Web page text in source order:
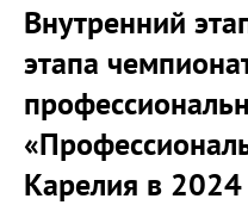
Внутренний
этапа
Карелия в 2024